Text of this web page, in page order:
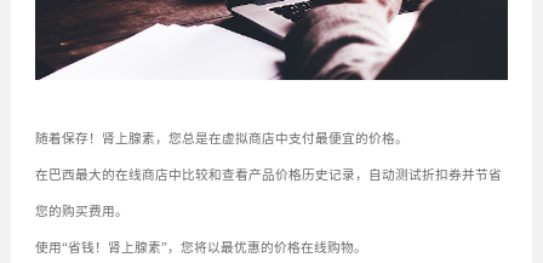
随着保存！肾上腺素，您总是在虚拟商店中支付最便宜的价格。
在巴西最大的在线商店中比较和查看产品价格历史记录，自动测试折扣券并节省
您的购买费用。
使用“省钱！肾上腺素”，您将以最优惠的价格在线购物。